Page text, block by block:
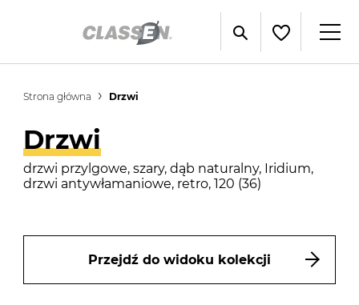
Strona główna Drzwi
Drzwi
drzwi przylgowe, szary, dąb naturalny, Iridium,
drzwi antywłamaniowe, retro, 120 (36)
Przejdź do widoku kolekcji